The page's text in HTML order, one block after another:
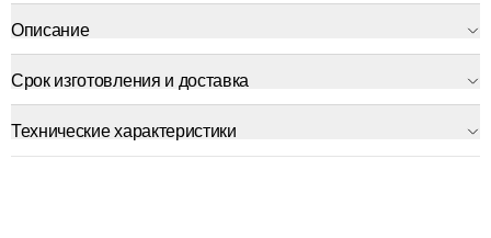
Описание
Срок изготовления и доставка
Технические характеристики